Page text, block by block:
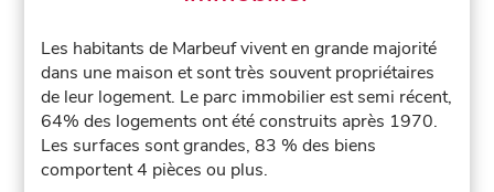
Les habitants de Marbeuf vivent en grande majorité
dans une maison et sont très souvent propriétaires
de leur logement. Le parc immobilier est semi récent,
64% des logements ont été construits après 1970.
Les surfaces sont grandes, 83 % des biens
comportent 4 pièces ou plus.